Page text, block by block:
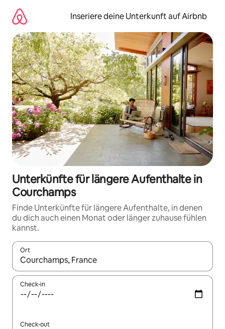
Inhalten
springen
Inseriere deine Unterkunft auf Airbnb
Unterkünfte für längere Aufenthalte in
Courchamps
Finde Unterkünfte für längere Aufenthalte, in denen
du dich auch einen Monat oder länger zuhause fühlen
kannst.
Ort
Wenn Ergebnisse verfügbar sind, navigiere mit den
Check-in
Check-out